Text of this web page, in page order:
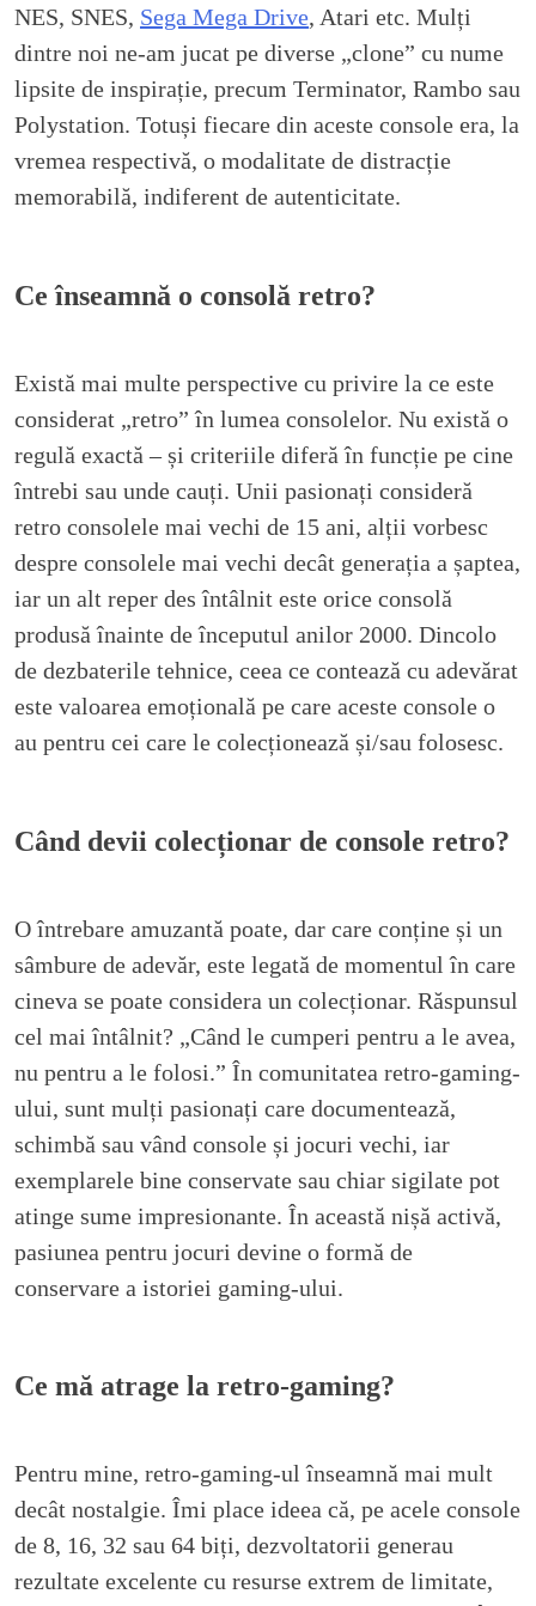
NES, SNES, Sega Mega Drive, Atari etc. Mulți
dintre noi ne-am jucat pe diverse „clone” cu nume
lipsite de inspirație, precum Terminator, Rambo sau
Polystation. Totuși fiecare din aceste console era, la
vremea respectivă, o modalitate de distracție
memorabilă, indiferent de autenticitate.
Ce înseamnă o consolă retro?
Există mai multe perspective cu privire la ce este
considerat „retro” în lumea consolelor. Nu există o
regulă exactă – și criteriile diferă în funcție pe cine
întrebi sau unde cauți. Unii pasionați consideră
retro consolele mai vechi de 15 ani, alții vorbesc
despre consolele mai vechi decât generația a șaptea,
iar un alt reper des întâlnit este orice consolă
produsă înainte de începutul anilor 2000. Dincolo
de dezbaterile tehnice, ceea ce contează cu adevărat
este valoarea emoțională pe care aceste console o
au pentru cei care le colecționează și/sau folosesc.
Când devii colecționar de console retro?
O întrebare amuzantă poate, dar care conține și un
sâmbure de adevăr, este legată de momentul în care
cineva se poate considera un colecționar. Răspunsul
cel mai întâlnit? „Când le cumperi pentru a le avea,
nu pentru a le folosi.” În comunitatea retro-gaming-
ului, sunt mulți pasionați care documentează,
schimbă sau vând console și jocuri vechi, iar
exemplarele bine conservate sau chiar sigilate pot
atinge sume impresionante. În această nișă activă,
pasiunea pentru jocuri devine o formă de
conservare a istoriei gaming-ului.
Ce mă atrage la retro-gaming?
Pentru mine, retro-gaming-ul înseamnă mai mult
decât nostalgie. Îmi place ideea că, pe acele console
de 8, 16, 32 sau 64 biți, dezvoltatorii generau
rezultate excelente cu resurse extrem de limitate,